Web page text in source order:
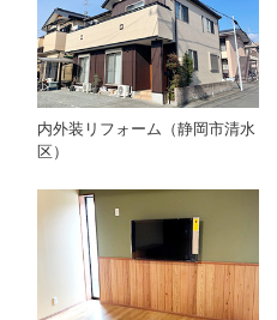
内外装リフォーム（静岡市清水
区）